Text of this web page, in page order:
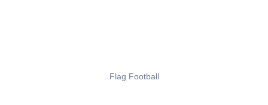
Flag Football